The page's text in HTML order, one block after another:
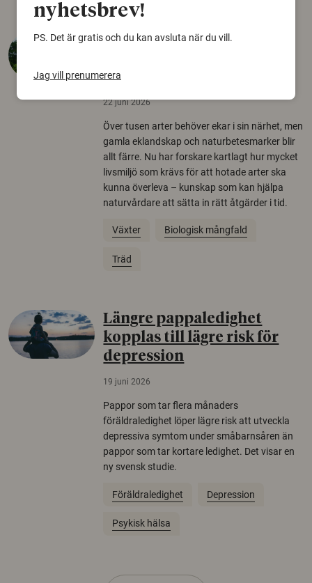
Så mycket eklandskap
arter
22 juni 2026
Över tusen arter behöver ekar i sin närhet, men
gamla eklandskap och naturbetesmarker blir
allt färre. Nu har forskare kartlagt hur mycket
livsmiljö som krävs för att hotade arter ska
kunna överleva – kunskap som kan hjälpa
naturvårdare att sätta in rätt åtgärder i tid.
Växter Biologisk mångfald
Träd
Längre pappaledighet
kopplas till lägre risk för
depression
19 juni 2026
Pappor som tar flera månaders
föräldraledighet löper lägre risk att utveckla
depressiva symtom under småbarnsåren än
pappor som tar kortare ledighet. Det visar en
ny svensk studie.
Föräldraledighet Depression
Psykisk hälsa
nyhetsbrev!
PS. Det är gratis och du kan avsluta när du vill.
Jag vill prenumerera